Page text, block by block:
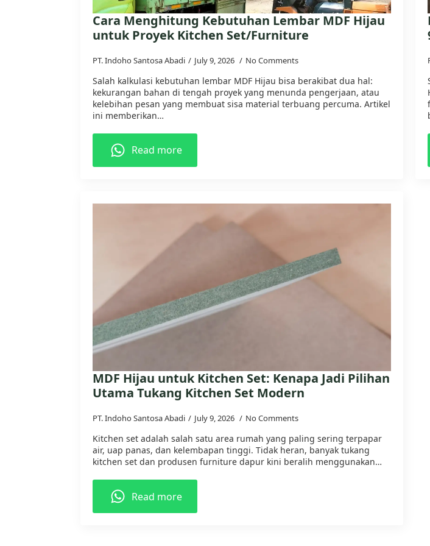
Cara Menghitung Kebutuhan Lembar MDF Hijau
untuk Proyek Kitchen Set/Furniture
PT. Indoho Santosa Abadi July 9, 2026 No Comments
Salah kalkulasi kebutuhan lembar MDF Hijau bisa berakibat dua hal:
kekurangan bahan di tengah proyek yang menunda pengerjaan, atau
kelebihan pesan yang membuat sisa material terbuang percuma. Artikel
ini memberikan…
Read more
MDF Hijau untuk Kitchen Set: Kenapa Jadi Pilihan
Utama Tukang Kitchen Set Modern
PT. Indoho Santosa Abadi July 9, 2026 No Comments
Kitchen set adalah salah satu area rumah yang paling sering terpapar
air, uap panas, dan kelembapan tinggi. Tidak heran, banyak tukang
kitchen set dan produsen furniture dapur kini beralih menggunakan…
Read more